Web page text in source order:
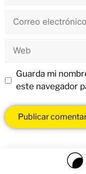
Guarda mi
este navegador